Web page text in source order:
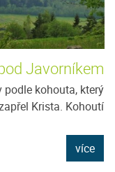
Javorníkem
kohouta, který
Krista. Kohoutí
více